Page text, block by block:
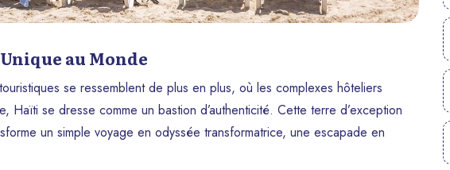
au Monde
se ressemblent de plus en plus, où les complexes hôteliers
Haïti se dresse comme un bastion d’authenticité. Cette terre d’exception
un simple voyage en odyssée transformatrice, une escapade en